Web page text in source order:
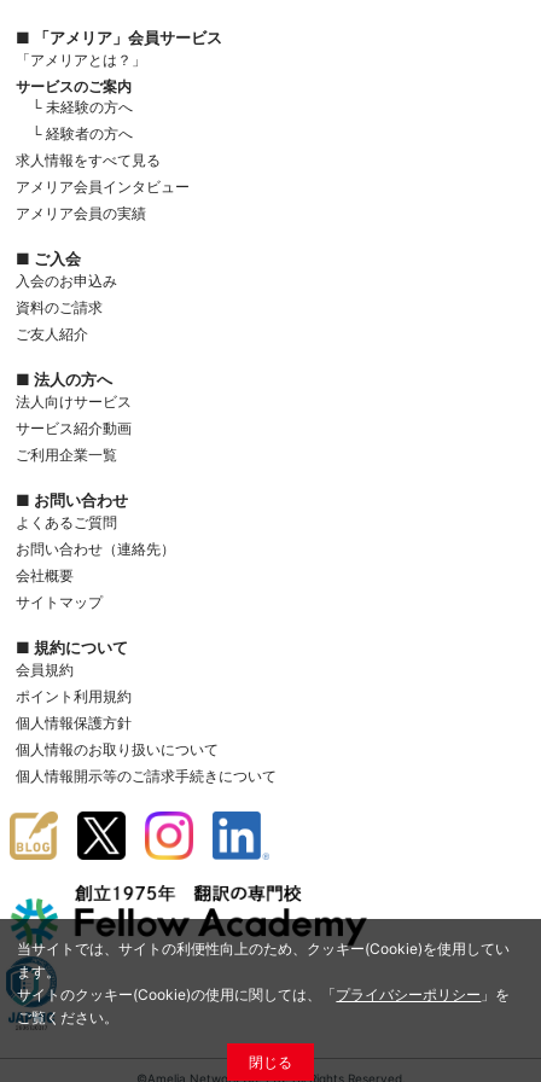
当サイトでは、サイトの利便性向上のため、クッキー(Cookie)を使用してい
ます。
サイトのクッキー(Cookie)の使用に関しては、「プライバシーポリシー 」を
ご覧ください。
閉じる
■ 「アメリア」会員サービス
「アメリアとは？」
サービスのご案内
└ 未経験の方へ
└ 経験者の方へ
求人情報をすべて見る
アメリア会員インタビュー
アメリア会員の実績
■ ご入会
入会のお申込み
資料のご請求
ご友人紹介
■ 法人の方へ
法人向けサービス
サービス紹介動画
ご利用企業一覧
■ お問い合わせ
よくあるご質問
お問い合わせ（連絡先）
会社概要
サイトマップ
■ 規約について
会員規約
ポイント利用規約
個人情報保護方針
個人情報のお取り扱いについて
個人情報開示等のご請求手続きについて
©Amelia Network Co.,Ltd. All Rights Reserved.